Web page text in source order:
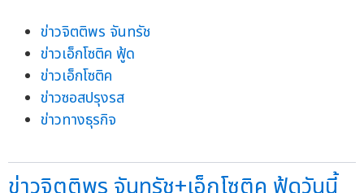
ข่าวจิตติพร จันทรัช
ข่าวเอ็กโซติค ฟู้ด
ข่าวเอ็กโซติค
ข่าวซอสปรุงรส
ข่าวทางธุรกิจ